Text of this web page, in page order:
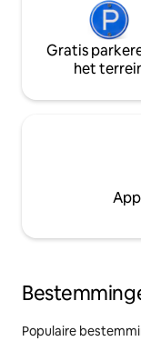
Gratis
het
Populaire